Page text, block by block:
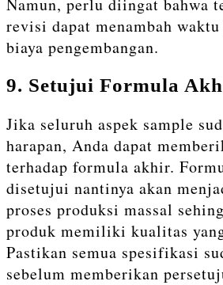
Namun, perlu diingat bahwa
revisi dapat menambah
biaya pengembangan.
9. Setujui Formula
Jika seluruh aspek sample
harapan, Anda dapat
terhadap formula akhir.
disetujui nantinya akan
proses produksi massal
produk memiliki kualitas
Pastikan semua spesifikasi
sebelum memberikan